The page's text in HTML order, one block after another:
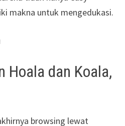
makna untuk mengedukasi.
Hoala dan Koala,
browsing lewat